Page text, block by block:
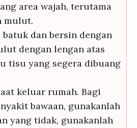
area wajah, terutama
mulut.
dan bersin dengan
dengan lengan atas
tisu yang segera dibuang
keluar rumah. Bagi
bawaan, gunakanlah
yang tidak, gunakanlah